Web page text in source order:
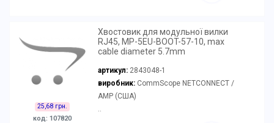
25,68 грн.
код: 107820
Хвостовик для модульної вилки
RJ45, MP-5EU-BOOT-57-10, max
cable diameter 5.7mm
артикул: 2843048-1
виробник:CommScope NETCONNECT /
AMP (США)